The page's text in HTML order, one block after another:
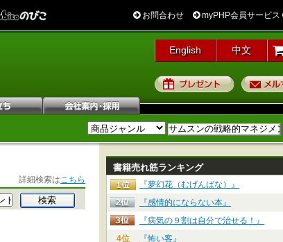
お問合わせ myPHP会員サービス
English 中文
プレゼント
詳細検索はこちら
書籍売れ筋ランキング
『夢幻花（むげんばな）』
『感情的にならない本』
『病気の９割は自分で治せる！』
4位
『怖い客』